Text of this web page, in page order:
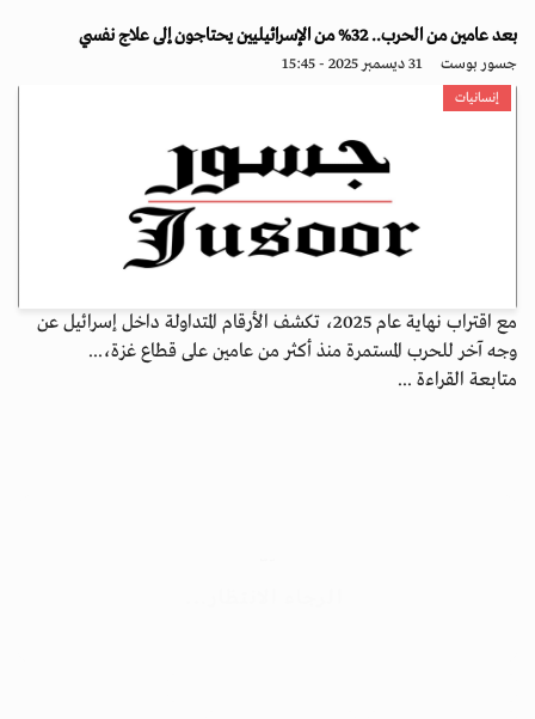
بعد عامين من الحرب.. 32% من الإسرائيليين يحتاجون إلى علاج نفسي
جسور بوست 31 ديسمبر 2025 - 15:45
إنسانيات
مع اقتراب نهاية عام 2025، تكشف الأرقام المتداولة داخل إسرائيل عن
وجه آخر للحرب المستمرة منذ أكثر من عامين على قطاع غزة،...
متابعة القراءة ...